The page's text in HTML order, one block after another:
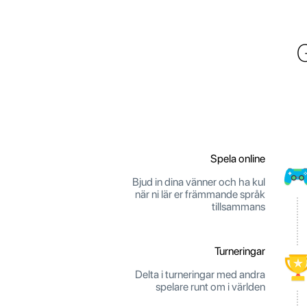
Spela online
Bjud in dina vänner och ha kul
när ni lär er främmande språk
tillsammans
Turneringar
Delta i turneringar med andra
spelare runt om i världen